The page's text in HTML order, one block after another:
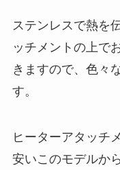
ステンレスで熱を
ッチメントの上で
きますので、色々
す。
ヒーターアタッチ
安いこのモデルか